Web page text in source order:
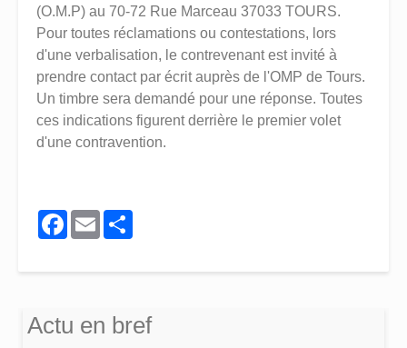
(O.M.P) au 70-72 Rue Marceau 37033 TOURS.
Pour toutes réclamations ou contestations, lors
d'une verbalisation, le contrevenant est invité à
prendre contact par écrit auprès de l'OMP de Tours.
Un timbre sera demandé pour une réponse. Toutes
ces indications figurent derrière le premier volet
d'une contravention.
Facebook
Email
Actu en bref